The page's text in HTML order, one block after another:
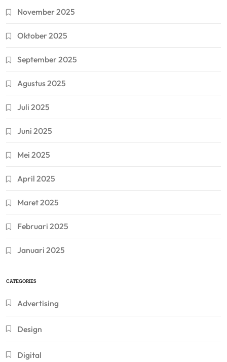
November 2025
Oktober 2025
September 2025
Agustus 2025
Juli 2025
Juni 2025
Mei 2025
April 2025
Maret 2025
Februari 2025
Januari 2025
CATEGORIES
Advertising
Design
Digital